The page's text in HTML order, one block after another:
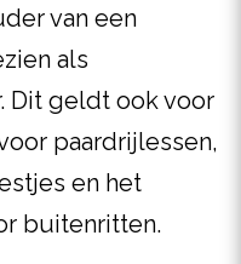
van een
als
Dit geldt ook voor
paardrijlessen,
en het
buitenritten.